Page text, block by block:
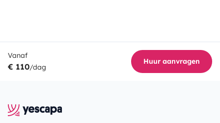
Vanaf
€ 110/dag
Huur aanvragen